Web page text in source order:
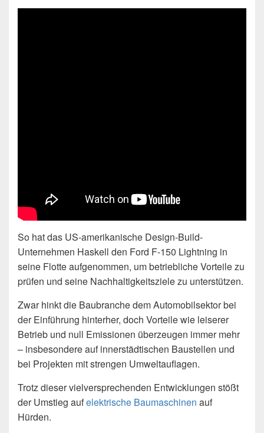
So hat das US-amerikanische Design-Build-
Unternehmen Haskell den Ford F-150 Lightning in
seine Flotte aufgenommen, um betriebliche Vorteile zu
prüfen und seine Nachhaltigkeitsziele zu unterstützen.
Zwar hinkt die Baubranche dem Automobilsektor bei
der Einführung hinterher, doch Vorteile wie leiserer
Betrieb und null Emissionen überzeugen immer mehr
– insbesondere auf innerstädtischen Baustellen und
bei Projekten mit strengen Umweltauflagen.
Trotz dieser vielversprechenden Entwicklungen stößt
der Umstieg aufelektrische Baumaschinen auf
Hürden.